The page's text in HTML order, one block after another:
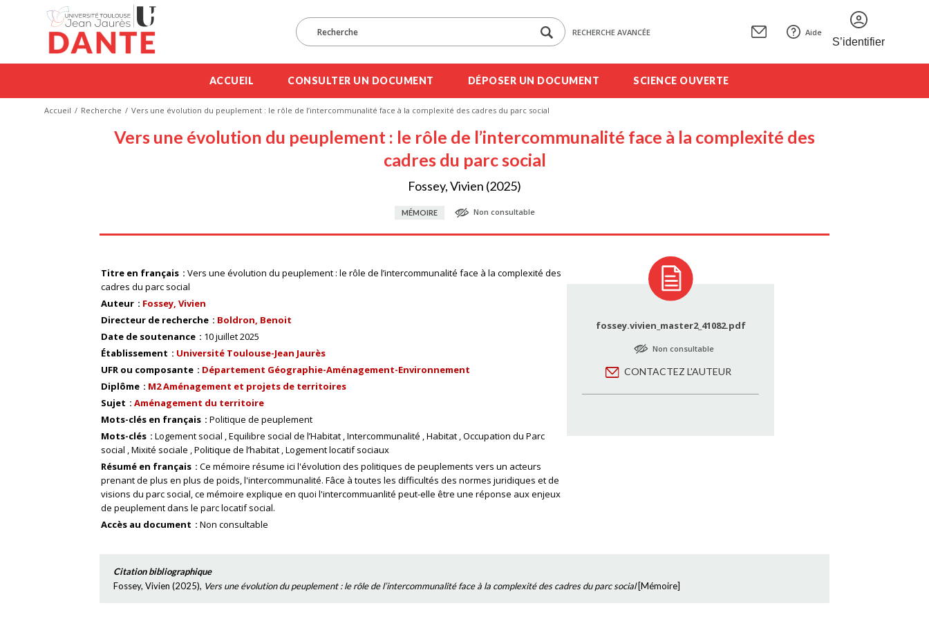
RECHERCHE AVANCÉE Aide
S’identifier
ACCUEIL CONSULTER UN DOCUMENT DÉPOSER UN DOCUMENT SCIENCE OUVERTE
Accueil Recherche Vers une évolution du peuplement : le rôle de l’intercommunalité face à la complexité des cadres du parc social
Vers une évolution du peuplement : le rôle de l’intercommunalité face à la complexité des
cadres du parc social
Fossey, Vivien (2025)
MÉMOIRE Non consultable
Titre en français
Vers une évolution du peuplement : le rôle de l’intercommunalité face à la complexité des
cadres du parc social
Auteur
Fossey, Vivien
Directeur de recherche
Boldron, Benoit
Date de soutenance
10 juillet 2025
Établissement
Université Toulouse-Jean Jaurès
UFR ou composante
Département Géographie-Aménagement-Environnement
Diplôme
M2 Aménagement et projets de territoires
Sujet
Aménagement du territoire
Mots-clés en français
Politique de peuplement
Mots-clés
Logement social Equilibre social de l’Habitat Intercommunalité Habitat Occupation du Parc
social Mixité sociale Politique de l’habitat Logement locatif sociaux
Résumé en français
Ce mémoire résume ici l'évolution des politiques de peuplements vers un acteurs
prenant de plus en plus de poids, l'intercommunalité. Fâce à toutes les difficultés des normes juridiques et de
visions du parc social, ce mémoire explique en quoi l'intercommuanlité peut-elle être une réponse aux enjeux
de peuplement dans le parc locatif social.
Accès au document
Non consultable
fossey.vivien_master2_41082.pdf
Non consultable
CONTACTEZ L'AUTEUR
Citation bibliographique
Fossey, Vivien (2025), Vers une évolution du peuplement : le rôle de l’intercommunalité face à la complexité des cadres du parc social[Mémoire]